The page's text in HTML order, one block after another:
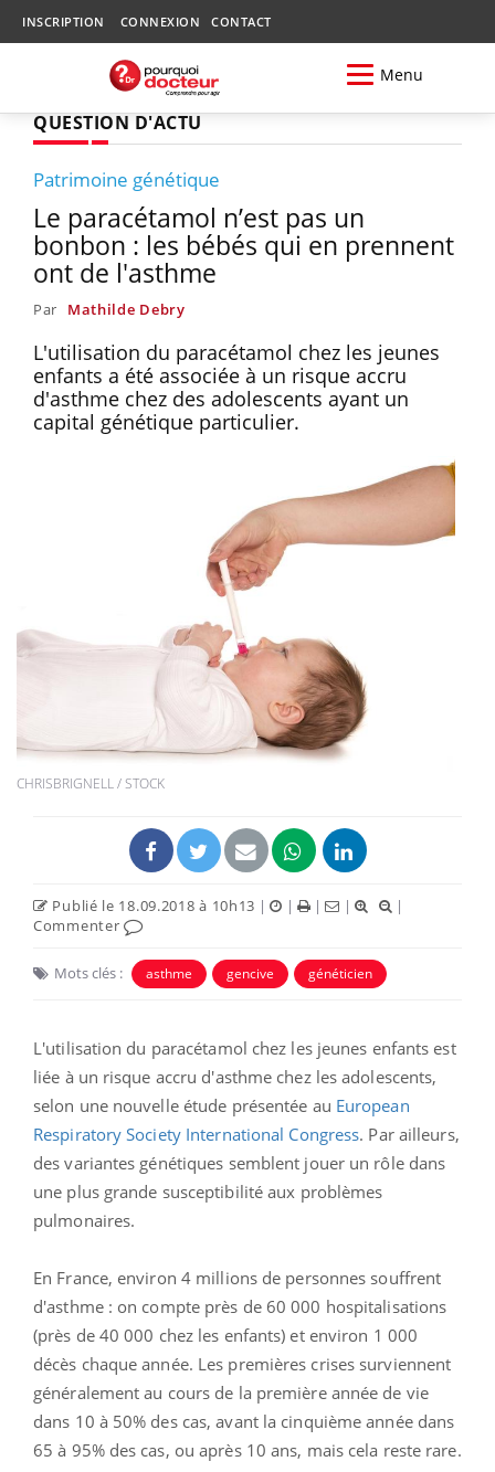
INSCRIPTION CONNEXION CONTACT
Menu
QUESTION D'ACTU
Patrimoine génétique
Le paracétamol n’est pas un
bonbon : les bébés qui en prennent
ont de l'asthme
Par Mathilde Debry
L'utilisation du paracétamol chez les jeunes
enfants a été associée à un risque accru
d'asthme chez des adolescents ayant un
capital génétique particulier.
CHRISBRIGNELL / STOCK
Publié le 18.09.2018 à 10h13 | | | |
|
Commenter
Mots clés : asthme gencive généticien
L'utilisation du paracétamol chez les jeunes enfants est
liée à un risque accru d'asthme chez les adolescents,
selon une nouvelle étude présentée au European
Respiratory Society International Congress. Par ailleurs,
des variantes génétiques semblent jouer un rôle dans
une plus grande susceptibilité aux problèmes
pulmonaires.
En France, environ 4 millions de personnes souffrent
d'asthme : on compte près de 60 000 hospitalisations
(près de 40 000 chez les enfants) et environ 1 000
décès chaque année. Les premières crises surviennent
généralement au cours de la première année de vie
dans 10 à 50% des cas, avant la cinquième année dans
65 à 95% des cas, ou après 10 ans, mais cela reste rare.